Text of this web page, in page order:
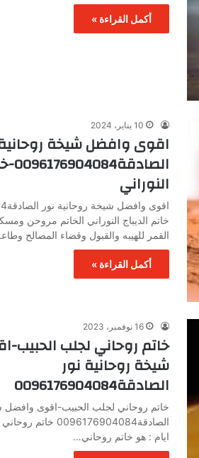
أكمل القراءة »
10 يناير، 2024
اقوى وافضل شيخة
النوراني
خاتم الديباج النوراني الخاتم مروحن
القمر للهيبه والقبول وقضاء المصالح
أكمل القراءة »
16 نوفمبر، 2023
خاتم روحاني لجلب
شيخة روحانية نور
الصادقة0096176904084
خاتم روحاني لجلب الحبيب-اقوى وافضل
ايام : هو خاتم روحاني…